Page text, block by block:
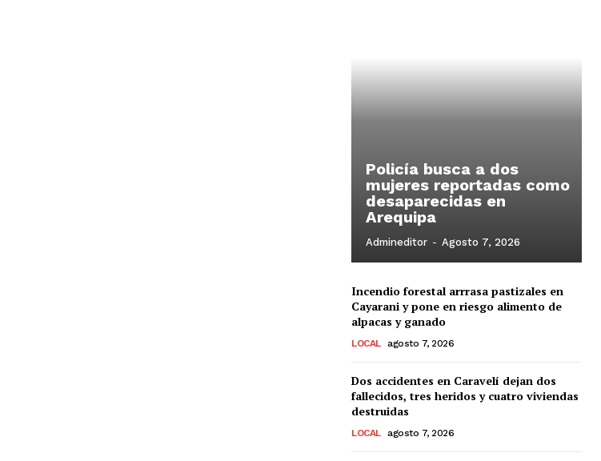
Policía busca a dos
mujeres reportadas como
desaparecidas en
Arequipa
Admineditor - Agosto 7, 2026
Incendio forestal arrrasa pastizales en
Cayarani y pone en riesgo alimento de
alpacas y ganado
LOCAL agosto 7, 2026
Dos accidentes en Caravelí dejan dos
fallecidos, tres heridos y cuatro viviendas
destruidas
LOCAL agosto 7, 2026